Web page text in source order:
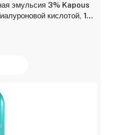
эмульсия 3% Kapous
кислотой, 150